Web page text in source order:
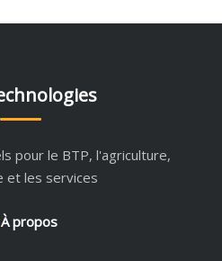
pour le BTP, l'agriculture,
et les services
À propos